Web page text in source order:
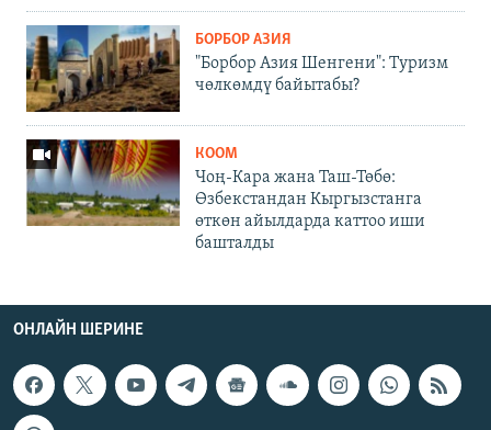
БОРБОР АЗИЯ
"Борбор Азия Шенгени": Туризм
чөлкөмдү байытабы?
КООМ
Чоң-Кара жана Таш-Төбө:
Өзбекстандан Кыргызстанга
өткөн айылдарда каттоо иши
башталды
ОНЛАЙН ШЕРИНЕ